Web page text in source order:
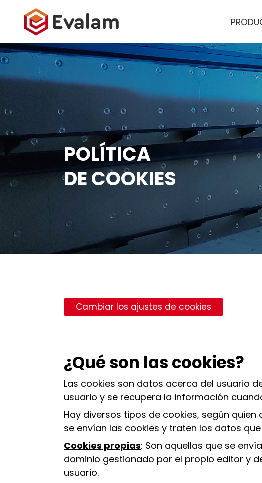
POLÍTICA
DE COOKIES
Cambiar los ajustes de cookies
¿Qué son las cookies?
Las cookies son datos acerca del usuario
usuario y se recupera la información
Hay diversos tipos de cookies, según
se envían las cookies y traten los datos
Cookies propias: Son aquellas que se
dominio gestionado por el propio editor y
usuario.